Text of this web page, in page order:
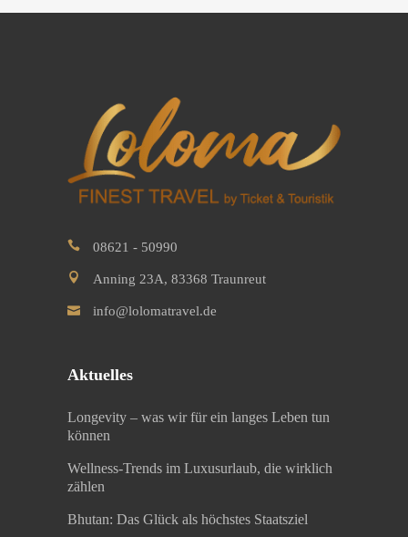
08621 - 50990
Anning 23A, 83368 Traunreut
info@lolomatravel.de
Aktuelles
Longevity – was wir für ein langes Leben tun
können
Wellness-Trends im Luxusurlaub, die wirklich
zählen
Bhutan: Das Glück als höchstes Staatsziel